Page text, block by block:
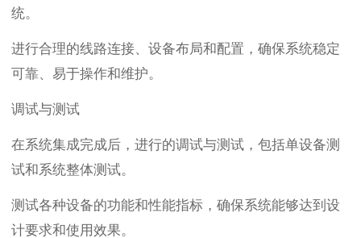
统。
进行合理的线路连接、设备布局和配置，确保系统稳定
可靠、易于操作和维护。
调试与测试
在系统集成完成后，进行的调试与测试，包括单设备测
试和系统整体测试。
测试各种设备的功能和性能指标，确保系统能够达到设
计要求和使用效果。